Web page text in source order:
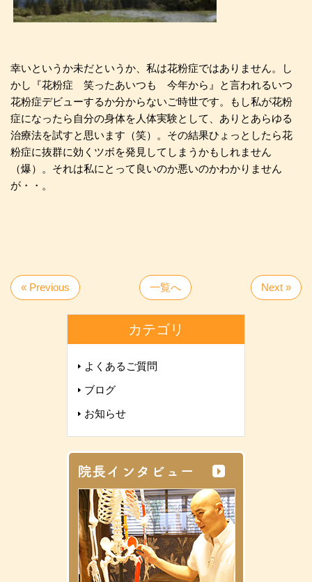
幸いというか未だというか、私は花粉症ではありません。し
かし『花粉症 笑ったあいつも 今年から』と言われるいつ
花粉症デビューするか分からないご時世です。もし私が花粉
症になったら自分の身体を人体実験として、ありとあらゆる
治療法を試すと思います（笑）。その結果ひょっとしたら花
粉症に抜群に効くツボを発見してしまうかもしれません
（爆）。それは私にとって良いのか悪いのかわかりません
が・・。
« Previous 一覧へ Next »
カテゴリ
よくあるご質問
ブログ
お知らせ